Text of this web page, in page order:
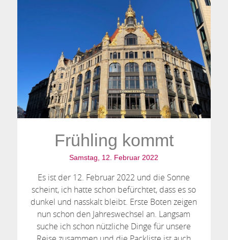
Frühling kommt
Samstag, 12. Februar 2022
Es ist der 12. Februar 2022 und die Sonne
scheint, ich hatte schon befürchtet, dass es so
dunkel und nasskalt bleibt. Erste Boten zeigen
nun schon den Jahreswechsel an. Langsam
suche ich schon nützliche Dinge für unsere